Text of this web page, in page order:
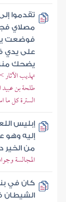
تقدموا
مصلاي
فوضعت
على يدي
يضحك
تهذيب
طلحة بن عبيد
السترة كل ما
إبليس
إليه
من الخير
المجالسة
كان في
الشيطان